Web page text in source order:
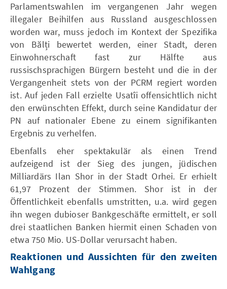
Parlamentswahlen im vergangenen Jahr wegen
illegaler Beihilfen aus Russland ausgeschlossen
worden war, muss jedoch im Kontext der Spezifika
von Bălți bewertet werden, einer Stadt, deren
Einwohnerschaft fast zur Hälfte aus
russischsprachigen Bürgern besteht und die in der
Vergangenheit stets von der PCRM regiert worden
ist. Auf jeden Fall erzielte Usatîi offensichtlich nicht
den erwünschten Effekt, durch seine Kandidatur der
PN auf nationaler Ebene zu einem signifikanten
Ergebnis zu verhelfen.
Ebenfalls eher spektakulär als einen Trend
aufzeigend ist der Sieg des jungen, jüdischen
Milliardärs Ilan Shor in der Stadt Orhei. Er erhielt
61,97 Prozent der Stimmen. Shor ist in der
Öffentlichkeit ebenfalls umstritten, u.a. wird gegen
ihn wegen dubioser Bankgeschäfte ermittelt, er soll
drei staatlichen Banken hiermit einen Schaden von
etwa 750 Mio. US-Dollar verursacht haben.
Reaktionen und Aussichten für den zweiten
Wahlgang